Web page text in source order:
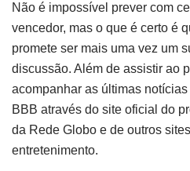
Não é impossível prever com
vencedor, mas o que é certo é
promete ser mais uma vez um
discussão. Além de assistir ao
acompanhar as últimas
BBB através do site oficial do
da Rede Globo e de outros
entretenimento.